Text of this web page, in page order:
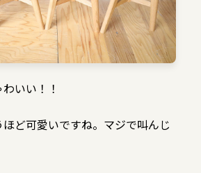
いい！！
ど可愛いですね。マジで叫んじ